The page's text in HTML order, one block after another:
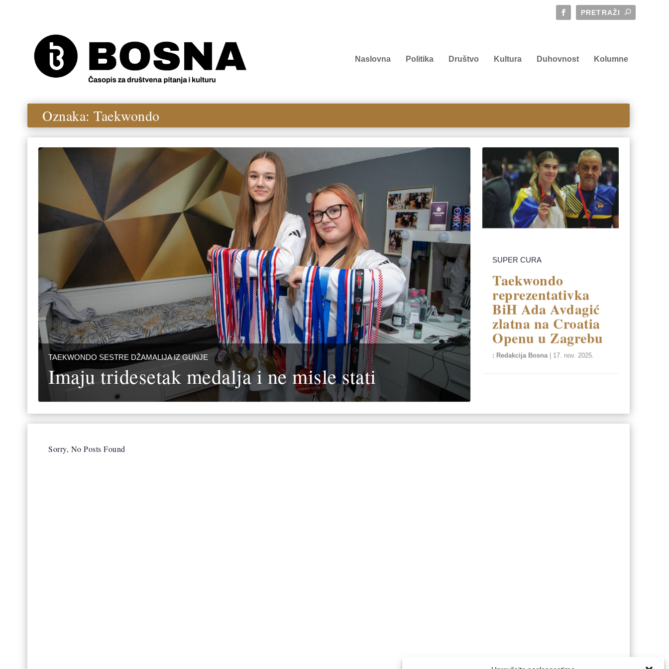
Naslovna Politika Društvo Kultura Duhovnost Kolumne
Oznaka:Taekwondo
TAEKWONDO SESTRE DŽAMALIJA IZ GUNJE
Imaju tridesetak medalja i ne misle stati
SUPER CURA
Taekwondo
reprezentativka
BiH Ada Avdagić
zlatna na Croatia
Openu u Zagrebu
Redakcija Bosna 17. nov. 2025.
Sorry, No Posts Found